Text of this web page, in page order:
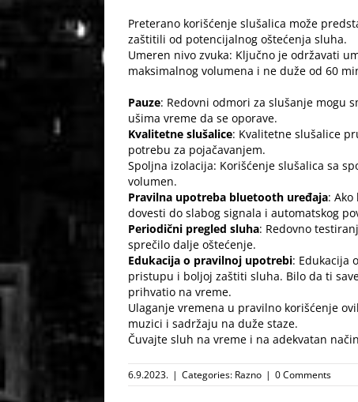
Preterano korišćenje slušalica može
zaštitili od potencijalnog oštećenja sluha.
Umeren nivo zvuka: Ključno je održavati
maksimalnog volumena i ne duže od 60
Pauze: Redovni odmori za slušanje mogu
ušima vreme da se oporave.
Kvalitetne slušalice: Kvalitetne slušalice
potrebu za pojačavanjem.
Spoljna izolacija: Korišćenje slušalica sa
volumen.
Pravilna upotreba bluetooth uređaja:
dovesti do slabog signala i automatskog
Periodični pregled sluha: Redovno
sprečilo dalje oštećenje.
Edukacija o pravilnoj upotrebi: Edukacija
pristupu i boljoj zaštiti sluha. Bilo da ti
prihvatio na vreme.
Ulaganje vremena u pravilno korišćenje
muzici i sadržaju na duže staze.
Čuvajte sluh na vreme i na adekvatan
6.9.2023. | Categories: Razno | 0 Comments